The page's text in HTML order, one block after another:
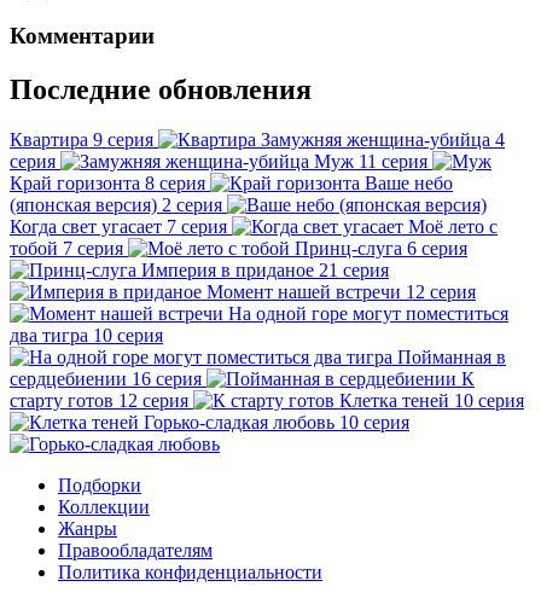
Комментарии
Последние обновления
Квартира 9 серия Замужняя женщина-убийца 4
серия
Муж 11 серия
Край горизонта 8 серия
Ваше небо
(японская версия) 2 серия
Когда свет угасает 7 серия
Моё лето с
тобой 7 серия Принц-слуга 6 серия
Империя в приданое 21 серия
Момент нашей встречи 12 серия
На одной горе могут поместиться
два тигра 10 серия
Пойманная в
сердцебиении 16 серия
К
старту готов 12 серия Клетка теней 10 серия
Горько-сладкая любовь 10 серия
Подборки
Коллекции
Жанры
Правообладателям
Политика конфиденциальности